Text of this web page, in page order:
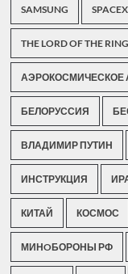
SAMSUNG SPACEX
THE LORD OF THE
АЭРОКОСМИЧЕСКОЕ
БЕЛОРУССИЯ
ВЛАДИМИР ПУТИН
ИНСТРУКЦИЯ
КИТАЙ КОСМОС
МИНOБОРОНЫ РФ